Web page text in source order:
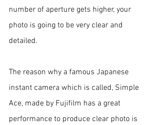
number of aperture gets higher, your
photo is going to be very clear and
detailed.
The reason why a famous Japanese
instant camera which is called, Simple
Ace, made by Fujifilm has a great
performance to produce clear photo is